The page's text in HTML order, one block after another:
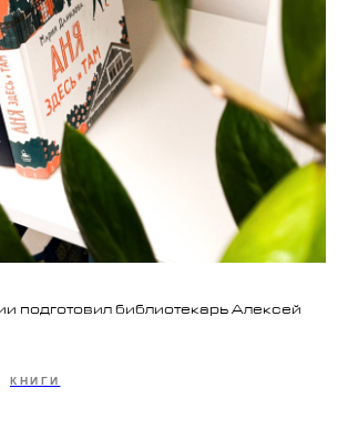
подготовил библиотекарь Алексей
КНИГИ